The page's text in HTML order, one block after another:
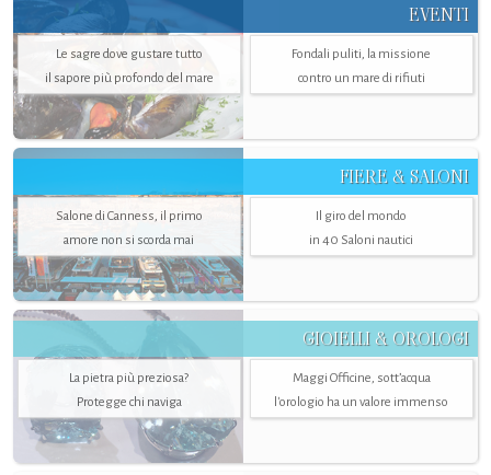
EVENTI
Le sagre dove gustare tutto
il sapore più profondo del mare
Fondali puliti, la missione
contro un mare di rifiuti
FIERE & SALONI
Salone di Canness, il primo
amore non si scorda mai
Il giro del mondo
in 40 Saloni nautici
GIOIELLI & OROLOGI
La pietra più preziosa?
Protegge chi naviga
Maggi Officine, sott’acqua
l'orologio ha un valore immenso